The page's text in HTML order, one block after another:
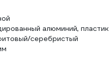
алюминий, пластик
серебристый